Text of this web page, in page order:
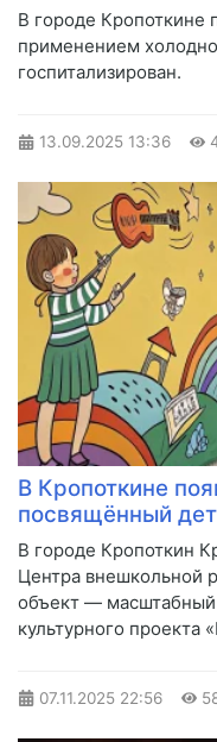
В городе Кропоткине
применением
госпитализирован.
13.09.2025 13:36
В Кропоткине
посвящённый
В городе Кропоткин
Центра внешкольной
объект — масштабный
культурного проекта
07.11.2025 22:56